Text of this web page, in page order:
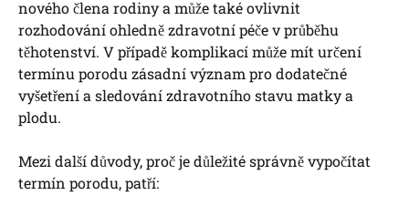
nového člena rodiny a může také ovlivnit
rozhodování ohledně zdravotní péče v průběhu
těhotenství. V případě komplikací může mít určení
termínu porodu zásadní význam pro dodatečné
vyšetření a sledování zdravotního stavu matky a
plodu.
Mezi další důvody, proč je důležité správně vypočítat
termín porodu, patří: